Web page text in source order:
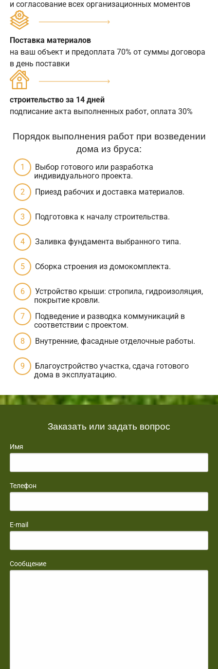
и согласование всех организационных моментов
Поставка материалов
на ваш объект и предоплата 70% от суммы договора
в день поставки
строительство за 14 дней
подписание акта выполненных работ, оплата 30%
Порядок выполнения работ при возведении
дома из бруса:
Выбор готового или разработка
индивидуального проекта.
Приезд рабочих и доставка материалов.
Подготовка к началу строительства.
Заливка фундамента выбранного типа.
Сборка строения из домокомплекта.
Устройство крыши: стропила, гидроизоляция,
покрытие кровли.
Подведение и разводка коммуникаций в
соответствии с проектом.
Внутренние, фасадные отделочные работы.
Благоустройство участка, сдача готового
дома в эксплуатацию.
Заказать или задать вопрос
Имя
Телефон
E-mail
Сообщение